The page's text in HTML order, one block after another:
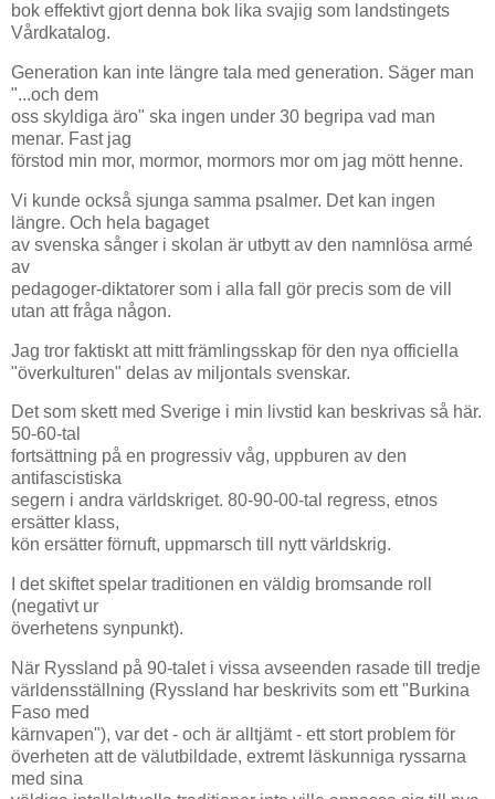
bok effektivt gjort denna bok lika svajig som landstingets
Vårdkatalog.
Generation kan inte längre tala med generation. Säger man
"...och dem
oss skyldiga äro" ska ingen under 30 begripa vad man
menar. Fast jag
förstod min mor, mormor, mormors mor om jag mött henne.
Vi kunde också sjunga samma psalmer. Det kan ingen
längre. Och hela bagaget
av svenska sånger i skolan är utbytt av den namnlösa armé
av
pedagoger-diktatorer som i alla fall gör precis som de vill
utan att fråga någon.
Jag tror faktiskt att mitt främlingsskap för den nya officiella
"överkulturen" delas av miljontals svenskar.
Det som skett med Sverige i min livstid kan beskrivas så här.
50-60-tal
fortsättning på en progressiv våg, uppburen av den
antifascistiska
segern i andra världskriget. 80-90-00-tal regress, etnos
ersätter klass,
kön ersätter förnuft, uppmarsch till nytt världskrig.
I det skiftet spelar traditionen en väldig bromsande roll
(negativt ur
överhetens synpunkt).
När Ryssland på 90-talet i vissa avseenden rasade till tredje
världensställning (Ryssland har beskrivits som ett "Burkina
Faso med
kärnvapen"), var det - och är alltjämt - ett stort problem för
överheten att de välutbildade, extremt läskunniga ryssarna
med sina